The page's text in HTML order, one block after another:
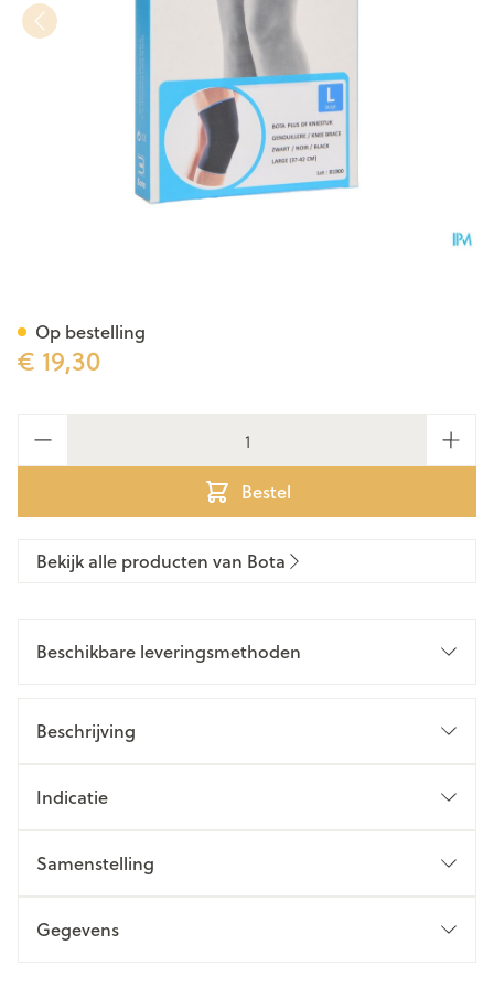
€ 19,30
Bestel
Op bestelling
Bekijk alle producten van Bota
Beschikbare leveringsmethoden
Beschrijving
Indicatie
Samenstelling
Gegevens